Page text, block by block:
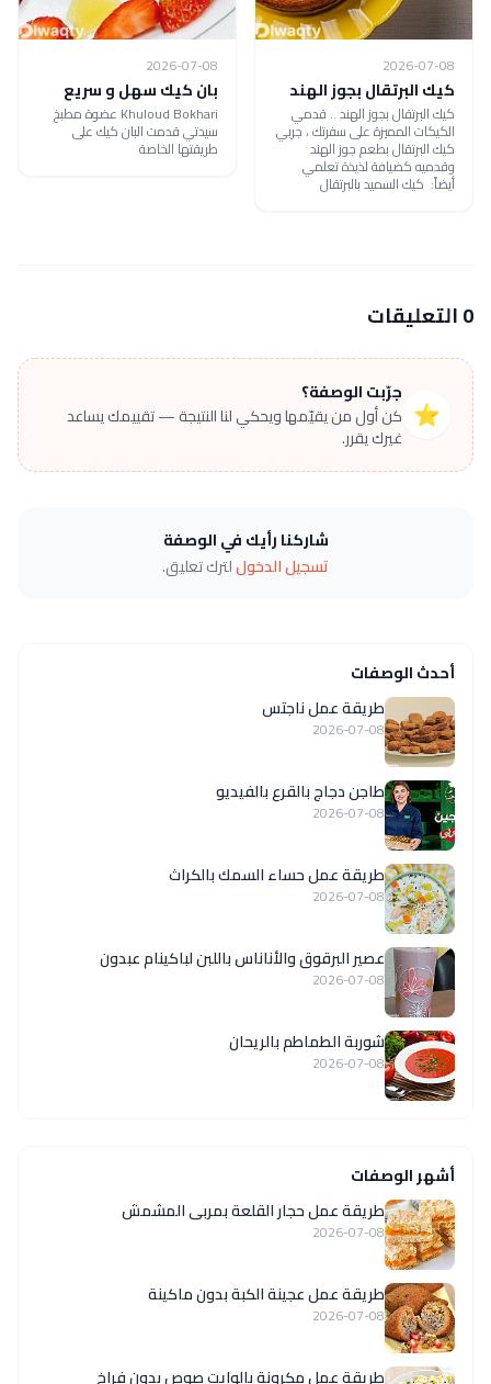
2026-07-08
كيك البرتقال بجوز الهند
كيك البرتقال بجوز الهند .. قدمي
الكيكات المميزة على سفرتك ، جربي
كيك البرتقال بطعم جوز الهند
وقدميه كضيافة لذيذة تعلمي
أيضاً: كيك السميد بالبرتقال
2026-07-08
بان كيك سهل و سريع
Khuloud Bokhari عضوة مطبخ
سيدتي قدمت البان كيك على
طريقتها الخاصة
0 التعليقات
⭐
جرّبت الوصفة؟
كن أول من يقيّمها ويحكي لنا النتيجة — تقييمك يساعد
غيرك يقرر.
شاركنا رأيك في الوصفة
تسجيل الدخوللترك تعليق.
أحدث الوصفات
طريقة عمل ناجتس
2026-07-08
طاجن دجاج بالقرع بالفيديو
2026-07-08
طريقة عمل حساء السمك بالكراث
2026-07-08
عصير البرقوق والأناناس باللبن لباكينام عبدون
2026-07-08
شوربة الطماطم بالريحان
2026-07-08
أشهر الوصفات
طريقة عمل حجار القلعة بمربى المشمش
2026-07-08
طريقة عمل عجينة الكبة بدون ماكينة
2026-07-08
طريقة عمل مكرونة بالوايت صوص بدون فراخ